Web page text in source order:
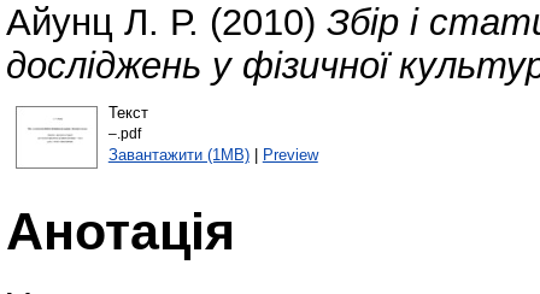
Айунц Л. Р. (2010) Збір і
досліджень у фізичної
Текст
–.pdf
Завантажити (1MB)| Preview
Анотація